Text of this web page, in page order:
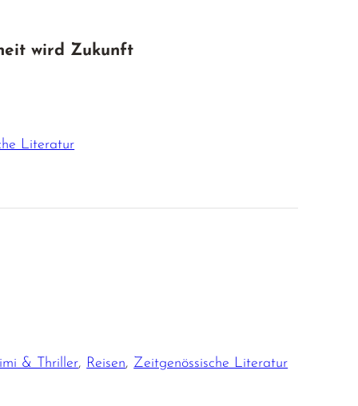
wird Zukunft
Literatur
& Thriller, Reisen, Zeitgenössische Literatur